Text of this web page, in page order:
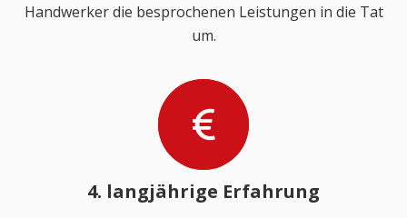
Handwerker die besprochenen Leistungen in die Tat
um.
4. langjährige Erfahrung